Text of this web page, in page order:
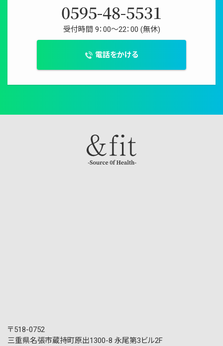
0595-48-5531
受付時間 9：00〜22：00 (無休)
電話をかける
〒518-0752
三重県名張市蔵持町原出1300-8 永尾第3ビル2F